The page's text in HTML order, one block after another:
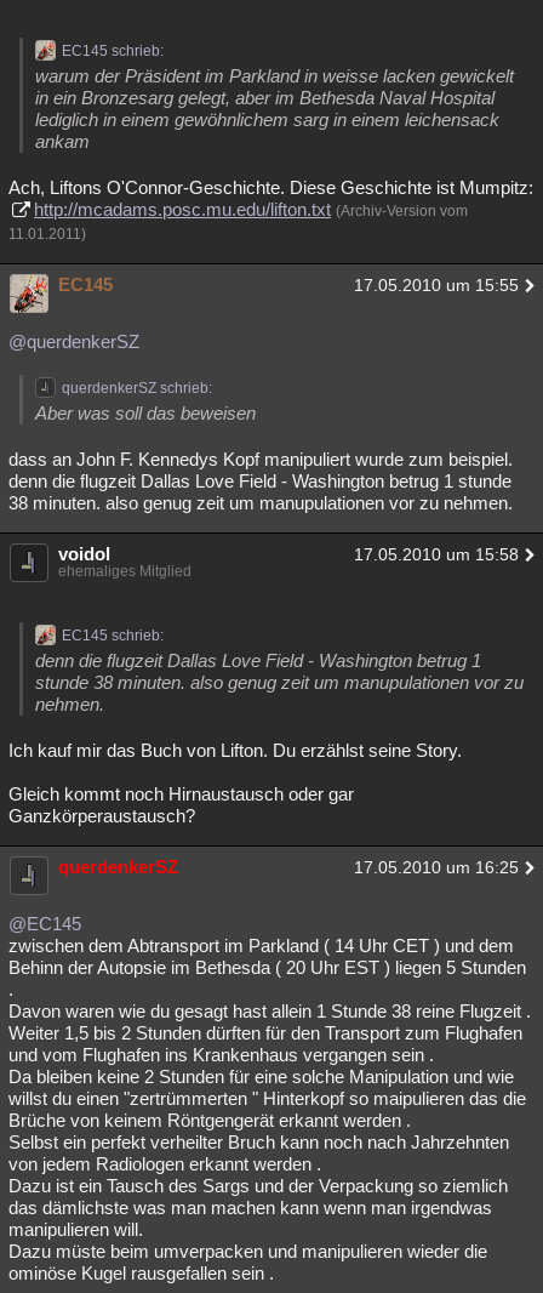
EC145 schrieb:
warum der Präsident im Parkland in weisse lacken gewickelt
in ein Bronzesarg gelegt, aber im Bethesda Naval Hospital
lediglich in einem gewöhnlichem sarg in einem leichensack
ankam
Ach, Liftons O'Connor-Geschichte. Diese Geschichte ist Mumpitz:
http://mcadams.posc.mu.edu/lifton.txt (Archiv-Version vom
11.01.2011)
EC145 17.05.2010 um 15:55
@querdenkerSZ
querdenkerSZ schrieb:
Aber was soll das beweisen
dass an John F. Kennedys Kopf manipuliert wurde zum beispiel.
denn die flugzeit Dallas Love Field - Washington betrug 1 stunde
38 minuten. also genug zeit um manupulationen vor zu nehmen.
voidol 17.05.2010 um 15:58
ehemaliges Mitglied
EC145 schrieb:
denn die flugzeit Dallas Love Field - Washington betrug 1
stunde 38 minuten. also genug zeit um manupulationen vor zu
nehmen.
Ich kauf mir das Buch von Lifton. Du erzählst seine Story.
Gleich kommt noch Hirnaustausch oder gar
Ganzkörperaustausch?
querdenkerSZ 17.05.2010 um 16:25
@EC145
zwischen dem Abtransport im Parkland ( 14 Uhr CET ) und dem
Behinn der Autopsie im Bethesda ( 20 Uhr EST ) liegen 5 Stunden
.
Davon waren wie du gesagt hast allein 1 Stunde 38 reine Flugzeit .
Weiter 1,5 bis 2 Stunden dürften für den Transport zum Flughafen
und vom Flughafen ins Krankenhaus vergangen sein .
Da bleiben keine 2 Stunden für eine solche Manipulation und wie
willst du einen "zertrümmerten " Hinterkopf so maipulieren das die
Brüche von keinem Röntgengerät erkannt werden .
Selbst ein perfekt verheilter Bruch kann noch nach Jahrzehnten
von jedem Radiologen erkannt werden .
Dazu ist ein Tausch des Sargs und der Verpackung so ziemlich
das dämlichste was man machen kann wenn man irgendwas
manipulieren will.
Dazu müste beim umverpacken und manipulieren wieder die
ominöse Kugel rausgefallen sein .